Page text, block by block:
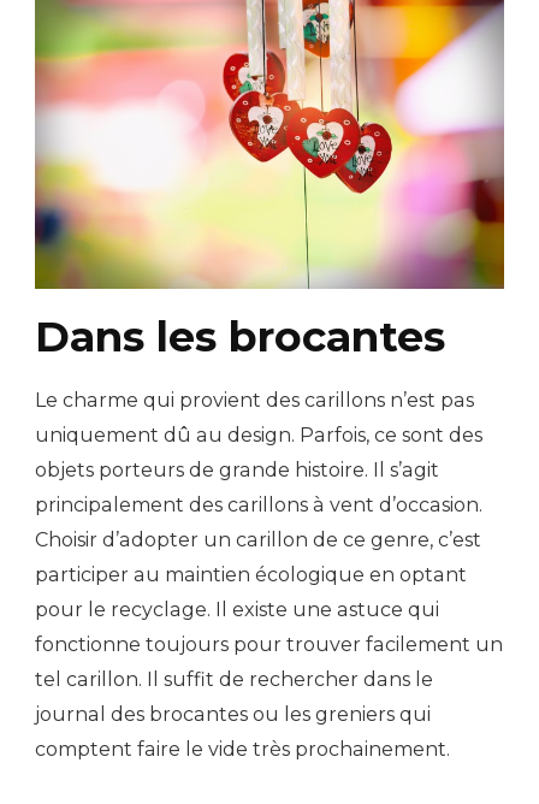
Dans les brocantes
Le charme qui provient des carillons n’est pas
uniquement dû au design. Parfois, ce sont des
objets porteurs de grande histoire. Il s’agit
principalement des carillons à vent d’occasion.
Choisir d’adopter un carillon de ce genre, c’est
participer au maintien écologique en optant
pour le recyclage. Il existe une astuce qui
fonctionne toujours pour trouver facilement un
tel carillon. Il suffit de rechercher dans le
journal des brocantes ou les greniers qui
comptent faire le vide très prochainement.